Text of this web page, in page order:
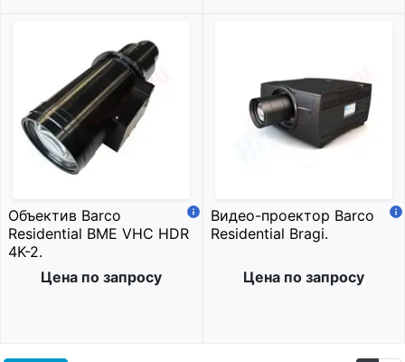
Объектив Barco
Residential BME VHC HDR
4K-2.
Цена по запросу
Видео-проектор Barco
Residential Bragi.
Цена по запросу